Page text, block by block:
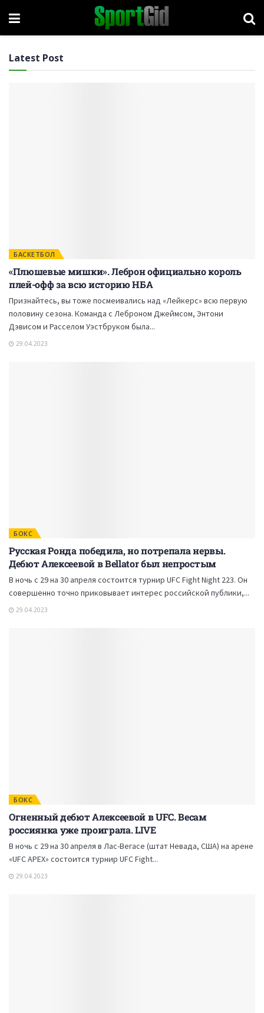
Latest Post
БАСКЕТБОЛ
«Плюшевые мишки». Леброн официально король
плей-офф за всю историю НБА
Признайтесь, вы тоже посмеивались над «Лейкерс» всю первую
половину сезона. Команда с Леброном Джеймсом, Энтони
Дэвисом и Расселом Уэстбруком была...
29.04.2023
БОКС
Русская Ронда победила, но потрепала нервы.
Дебют Алексеевой в Bellator был непростым
В ночь с 29 на 30 апреля состоится турнир UFC Fight Night 223. Он
совершенно точно приковывает интерес российской публики,...
29.04.2023
БОКС
Огненный дебют Алексеевой в UFC. Весам
россиянка уже проиграла. LIVE
В ночь с 29 на 30 апреля в Лас-Вегасе (штат Невада, США) на арене
«UFC APEX» состоится турнир UFC Fight...
29.04.2023